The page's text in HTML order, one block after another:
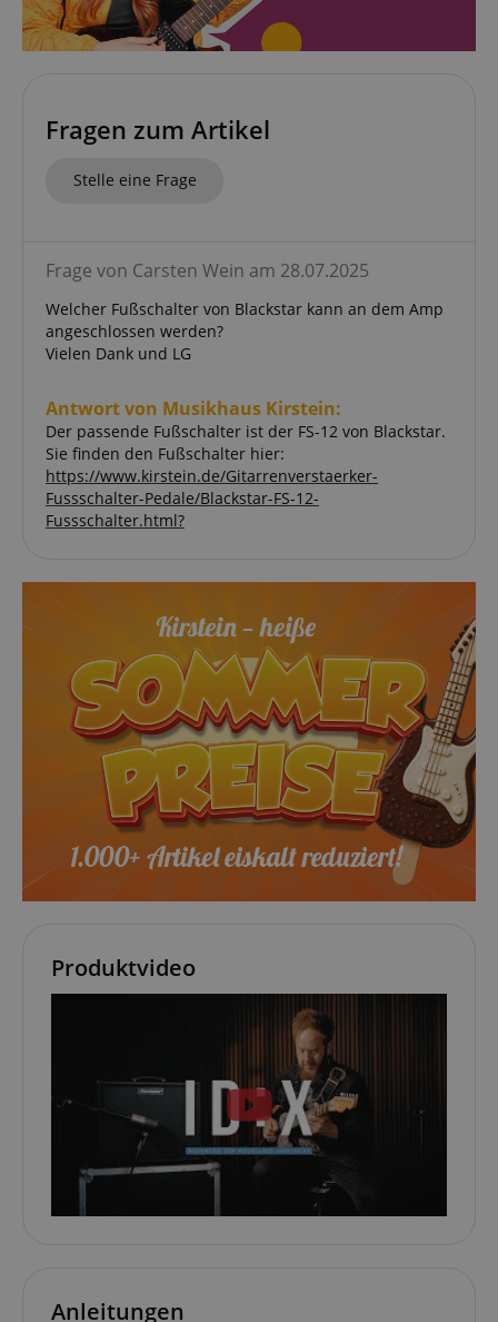
Fragen zum Artikel
Stelle eine Frage
Frage von Carsten Wein am 28.07.2025
Welcher Fußschalter von Blackstar kann an dem Amp
angeschlossen werden?
Vielen Dank und LG
Antwort von Musikhaus Kirstein:
Der passende Fußschalter ist der FS-12 von Blackstar.
Sie finden den Fußschalter hier:
https://www.kirstein.de/Gitarrenverstaerker-
Fussschalter-Pedale/Blackstar-FS-12-
Fussschalter.html?
Produktvideo
Anleitungen